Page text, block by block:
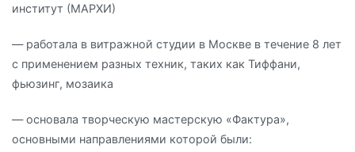
институт (МАРХИ)
— работала в витражной студии в Москве в течение 8 лет
с применением разных техник, таких как Тиффани,
фьюзинг, мозаика
— основала творческую мастерскую «Фактура»,
основными направлениями которой были: